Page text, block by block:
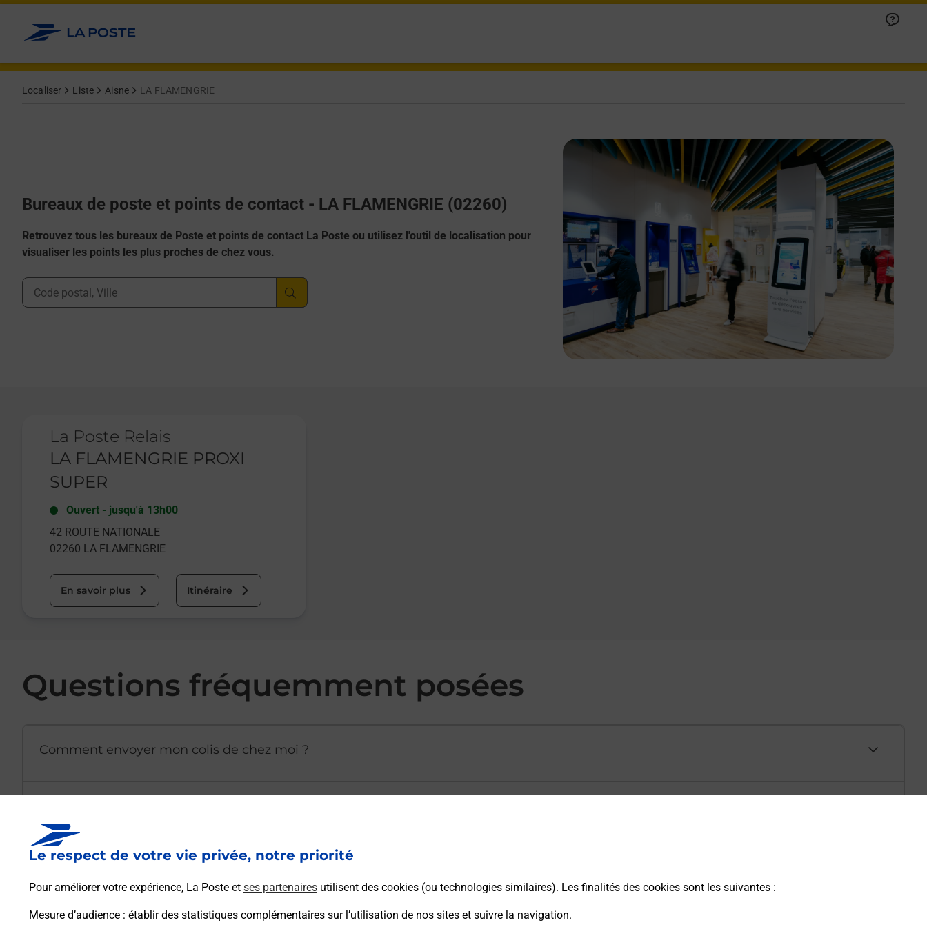
Le respect de votre vie privée, notre priorité
Pour améliorer votre expérience, La Poste et ses partenaires utilisent des cookies (ou technologies similaires). Les finalités des cookies sont les suivantes :
Mesure d’audience : établir des statistiques complémentaires sur l’utilisation de nos sites et suivre la navigation.
Allez au contenu
Localiser Liste Aisne LA FLAMENGRIE
Bureaux de poste et points de contact - LA FLAMENGRIE (02260)
Retrouvez tous les bureaux de Poste et points de contact La Poste ou utilisez l'outil de localisation pour
visualiser les points les plus proches de chez vous.
Ville, Département, Code Postal
La Poste Relais
LA FLAMENGRIE PROXI
SUPER
Ouvert - jusqu'à 13h00
42 ROUTE NATIONALE
02260 LA FLAMENGRIE
En savoir plus Itinéraire
Questions fréquemment posées
Comment envoyer mon colis de chez moi ?
Afficher ou masquer la réponse
Afficher ou masquer la réponse
Comment demander une modification de livraison ?
Afficher ou masquer la réponse
Comment La Poste participe-t-elle à votre sécurité au quotidien ?
Afficher ou masquer la réponse
Afficher ou masquer la réponse